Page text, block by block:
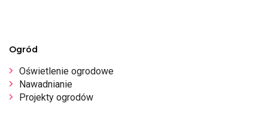
Ogród
Oświetlenie ogrodowe
Nawadnianie
Projekty ogrodów